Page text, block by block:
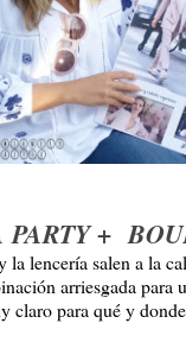
PARTY +
la lencería salen a la
arriesgada para
claro para qué y